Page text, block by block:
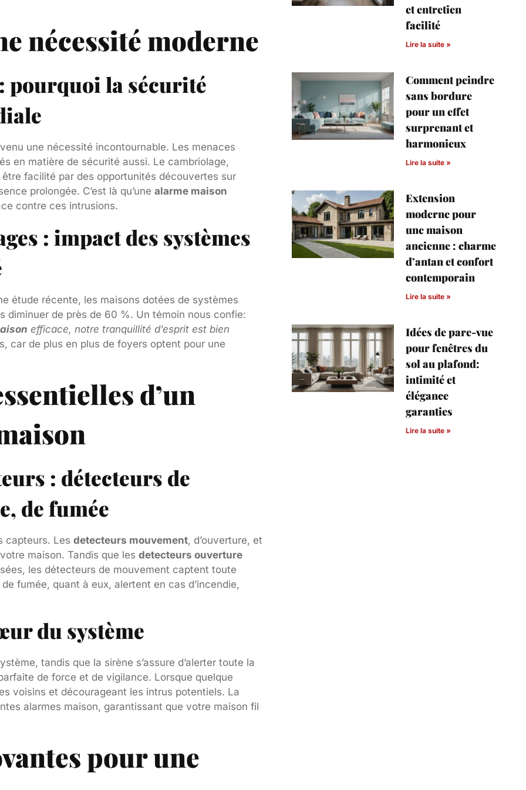
nécessité moderne
pourquoi la sécurité
une nécessité incontournable. Les menaces
en matière de sécurité aussi. Le cambriolage,
facilité par des opportunités découvertes sur
prolongée. C’est là qu’une alarme maison
contre ces intrusions.
: impact des systèmes
étude récente, les maisons dotées de systèmes
diminuer de près de 60 %. Un témoin nous confie:
efficace, notre tranquillité d’esprit est bien
car de plus en plus de foyers optent pour une
d’un
: détecteurs de
de fumée
capteurs. Les detecteurs mouvement, d’ouverture, et
maison. Tandis que les detecteurs ouverture
les détecteurs de mouvement captent toute
fumée, quant à eux, alertent en cas d’incendie,
du système
tandis que la sirène s’assure d’alerter toute la
de force et de vigilance. Lorsque quelque
voisins et décourageant les intrus potentiels. La
alarmes maison, garantissant que votre maison fil
pour une
et entretien
facilité
Lire la suite »
Comment peindre
sans bordure
pour un effet
surprenant et
harmonieux
Lire la suite »
Extension
moderne pour
une maison
ancienne : charme
d’antan et confort
contemporain
Lire la suite »
Idées de pare-vue
pour fenêtres du
sol au plafond:
intimité et
élégance
garanties
Lire la suite »